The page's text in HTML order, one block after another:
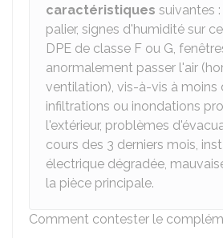
caractéristiques suivantes
palier, signes d'humidité sur
DPE de classe F ou G,
anormalement passer l'air
ventilation), vis-à-vis à moins
infiltrations ou inondations
l'extérieur, problèmes
cours des 3 derniers mois,
électrique dégradée,
la pièce principale.
Comment contester le